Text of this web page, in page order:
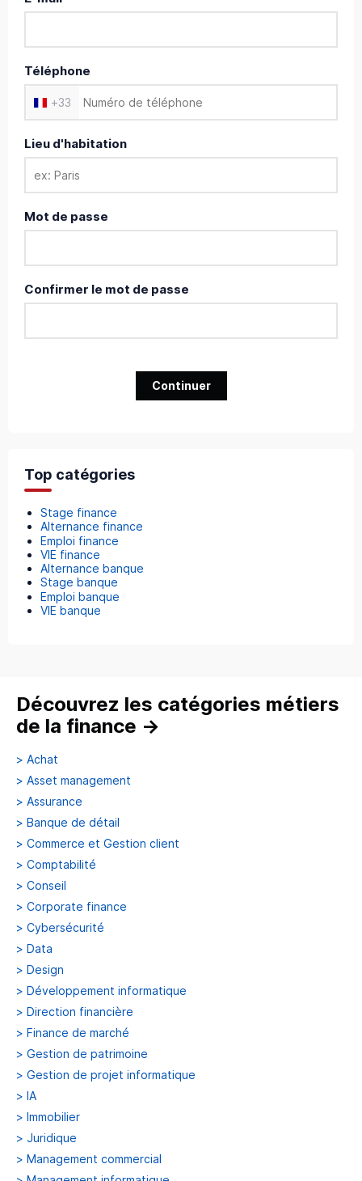
Téléphone
+33
Lieu d'habitation
Mot de passe
Confirmer le mot de passe
Continuer
Top catégories
Stage finance
Alternance finance
Emploi finance
VIE finance
Alternance banque
Stage banque
Emploi banque
VIE banque
Découvrez les catégories métiers
de la finance →
> Achat
> Asset management
> Assurance
> Banque de détail
> Commerce et Gestion client
> Comptabilité
> Conseil
> Corporate finance
> Cybersécurité
> Data
> Design
> Développement informatique
> Direction financière
> Finance de marché
> Gestion de patrimoine
> Gestion de projet informatique
> IA
> Immobilier
> Juridique
> Management commercial